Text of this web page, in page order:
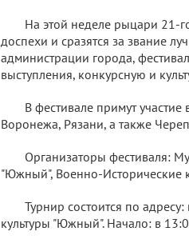
На этой неделе рыцари 21-
доспехи и сразятся за звание
администрации города,
выступления, конкурсную и
В фестивале примут
Воронежа, Рязани, а также
Организаторы фестиваля:
"Южный", Военно-Исторические
Турнир состоится по
культуры "Южный". Начало: в